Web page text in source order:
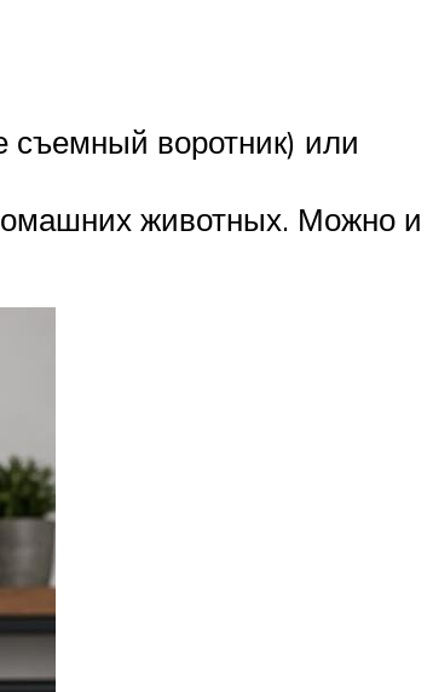
съемный воротник) или
животных. Можно и